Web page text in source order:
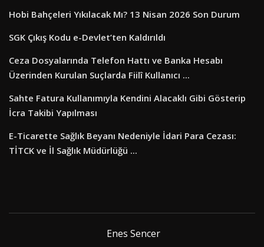
Hobi Bahçeleri Yıkılacak Mı? 13 Nisan 2026 Son Durum
SGK Çıkış Kodu e-Devlet’ten Kaldırıldı
Ceza Dosyalarında Telefon Hattı ve Banka Hesabı
Üzerinden Kurulan Suçlarda Fiilî Kullanıcı ...
Sahte Fatura Kullanımıyla Kendini Alacaklı Gibi Gösterip
İcra Takibi Yapılması
E-Ticarette Sağlık Beyanı Nedeniyle İdari Para Cezası:
TİTCK ve İl Sağlık Müdürlüğü ...
Enes Sencer